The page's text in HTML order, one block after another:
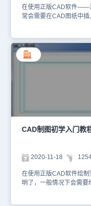
适，右键回车返回对话框
件——浩辰CAD建筑软件
在使用正版CAD软件——
常会需要在CAD图纸中
门教程吧！CAD软件中
软件，然后找到菜单位
框(CRTK)；如下图所示
幅：共有 A4-A0 五种标
应的图幅。图长/图宽：
显示标准图幅的图长与
式。加长：选定加长型
长图幅供选择。自定义
图框尺寸，命令会把此
单击右边的箭头可以从中
定图框的出图比例，此数
空间”后，此控件暗显，
当前视图切换为图纸空间
签栏：勾选此项， 允许
从图框库中可选取预先入
CAD制图初学入门教
2020-11-18
在使用正版CAD软件绘
明了，一般情况下会需